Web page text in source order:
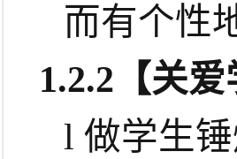
而有个性
1.2.2 【关爱
l 做学生